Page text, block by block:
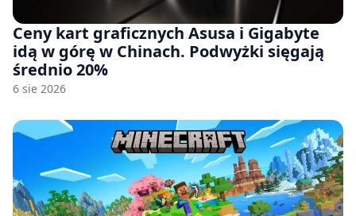
Ceny kart graficznych Asusa i Gigabyte
idą w górę w Chinach. Podwyżki sięgają
średnio 20%
6 sie 2026